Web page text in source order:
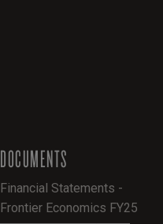
DOCUMENTS
Financial Statements -
Frontier Economics FY25